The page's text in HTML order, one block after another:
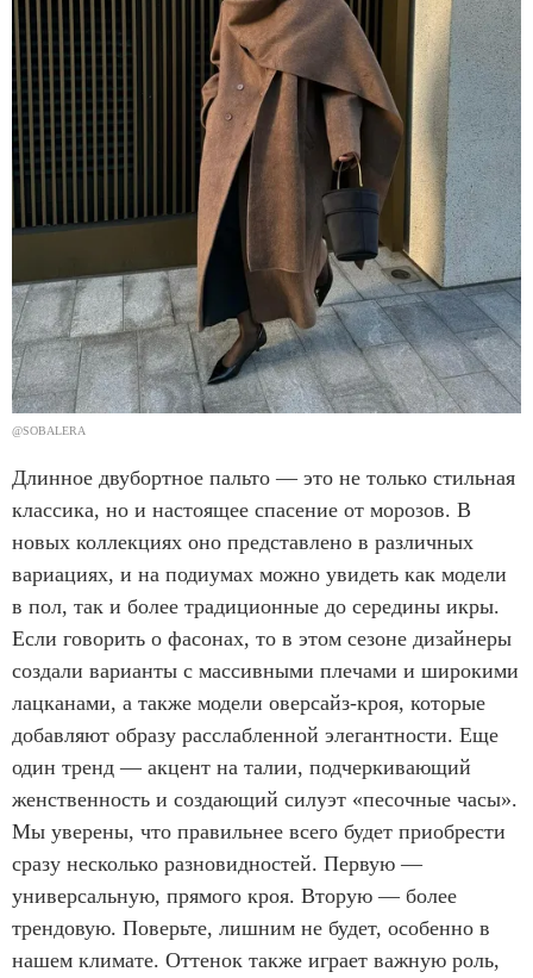
@SOBALERA
Длинное двубортное пальто — это не только стильная
классика, но и настоящее спасение от морозов. В
новых коллекциях оно представлено в различных
вариациях, и на подиумах можно увидеть как модели
в пол, так и более традиционные до середины икры.
Если говорить о фасонах, то в этом сезоне дизайнеры
создали варианты с массивными плечами и широкими
лацканами, а также модели оверсайз-кроя, которые
добавляют образу расслабленной элегантности. Еще
один тренд — акцент на талии, подчеркивающий
женственность и создающий силуэт «песочные часы».
Мы уверены, что правильнее всего будет приобрести
сразу несколько разновидностей. Первую —
универсальную, прямого кроя. Вторую — более
трендовую. Поверьте, лишним не будет, особенно в
нашем климате. Оттенок также играет важную роль,